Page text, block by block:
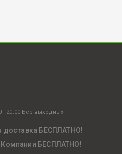
Без выходных
доставка БЕСПЛАТНО!
Компании БЕСПЛАТНО!